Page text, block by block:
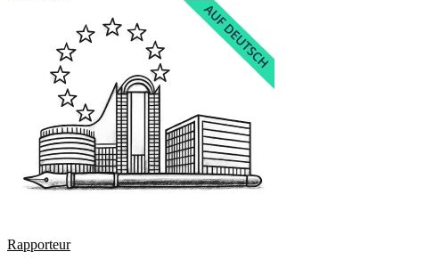
Rapporteur